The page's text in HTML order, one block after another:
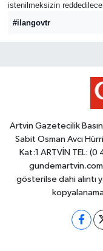
istenilmeksizin
#ilangovtr
Artvin Gazetecilik
Sabit Osman Avcı
Kat:1 ARTVİN TEL:
gösterilse dahi alıntı